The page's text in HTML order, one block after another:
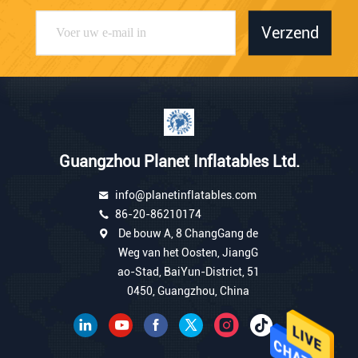
Verzend
Guangzhou Planet Inflatables Ltd.
info@planetinflatables.com
86-20-86210174
De bouw A, 8 ChangGang de
Weg van het Oosten, JiangG
ao-Stad, BaiYun-District, 51
0450, Guangzhou, China